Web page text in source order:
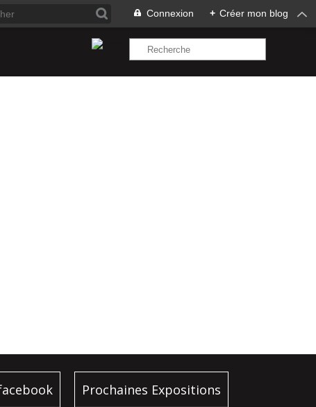
Connexion + Créer mon blog
Prochaines Expositions